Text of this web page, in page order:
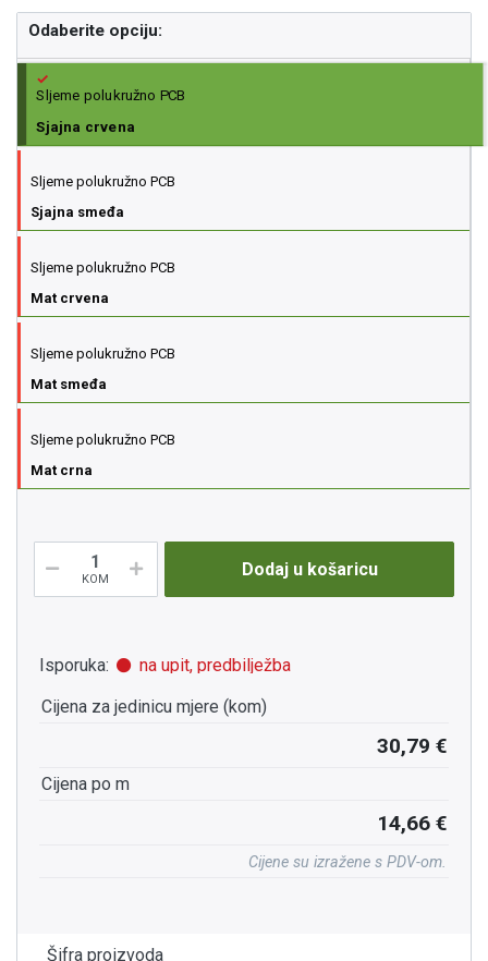
Odaberite opciju:
Sljeme polukružno PCB
Sjajna crvena
Sljeme polukružno PCB
Sjajna smeđa
Sljeme polukružno PCB
Mat crvena
Sljeme polukružno PCB
Mat smeđa
Sljeme polukružno PCB
Mat crna
Šifra proizvoda
KOM Dodaj u košaricu
Isporuka:
na upit, predbilježba
Cijena za jedinicu mjere (kom)
30,79 €
Cijena po m
14,66 €
Cijene su izražene s PDV-om.